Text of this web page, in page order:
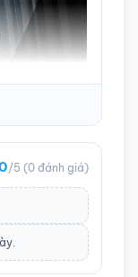
/5 (0 đánh giá)